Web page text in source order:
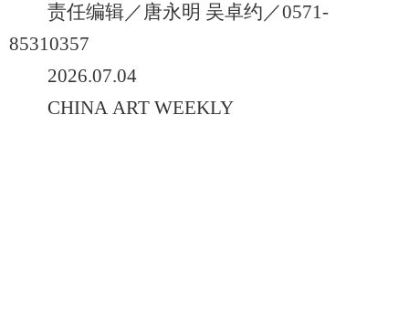
责任编辑／唐永明 吴卓约／0571-
85310357
2026.07.04
CHINA ART WEEKLY